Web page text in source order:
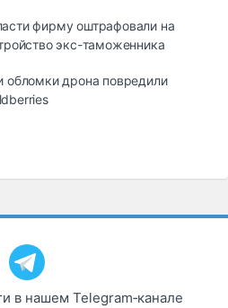
фирму оштрафовали на
экс-таможенника
обломки дрона повредили
в нашем Telegram‑канале